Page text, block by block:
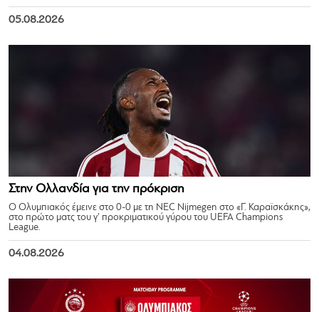
05.08.2026
Στην Ολλανδία για την πρόκριση
Ο Ολυμπιακός έμεινε στο 0-0 με τη NEC Nijmegen στο «Γ. Καραϊσκάκης»,
στο πρώτο ματς του γ’ προκριματικού γύρου του UEFA Champions
League.
04.08.2026